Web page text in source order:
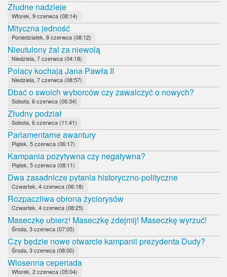
Złudne nadzieje
Wtorek, 9 czerwca (08:14)
Mityczna jedność
Poniedziałek, 8 czerwca (08:12)
Nieutulony żal za niewolą
Niedziela, 7 czerwca (04:18)
Polacy kochają Jana Pawła II
Niedziela, 7 czerwca (08:57)
Dbać o swoich wyborców czy zawalczyć o nowych?
Sobota, 6 czerwca (06:34)
Złudny podział
Sobota, 6 czerwca (11:41)
Parlamentarne awantury
Piątek, 5 czerwca (06:17)
Kampania pozytywna czy negatywna?
Piątek, 5 czerwca (08:11)
Dwa zasadnicze pytania historyczno-polityczne
Czwartek, 4 czerwca (06:18)
Rozpaczliwa obrona życiorysów
Czwartek, 4 czerwca (08:25)
Maseczkę ubierz! Maseczkę zdejmij! Maseczkę wyrzuć!
Środa, 3 czerwca (07:05)
Czy będzie nowe otwarcie kampanii prezydenta Dudy?
Środa, 3 czerwca (08:00)
Wiosenna ceperiada
Wtorek, 2 czerwca (05:04)